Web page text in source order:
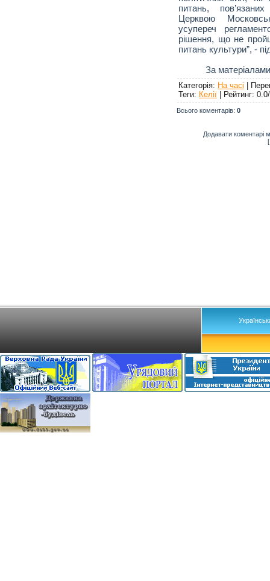
питань,
Церквою
усупереч
рішення, що не
питань культури”, -
За
Категорія: На часі |
Теги: Келії | Рейтинг: 0.0/
Всього коментарів: 0
Додавати коментарі